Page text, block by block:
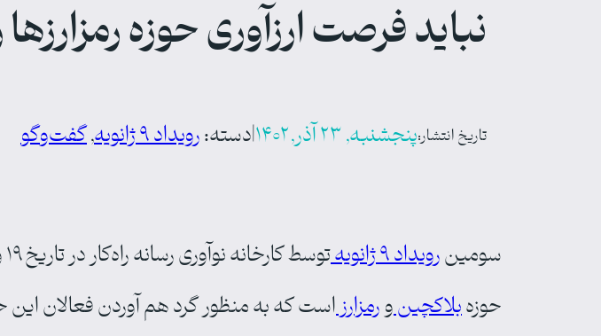
نباید فرصت ارزآوری حوزه
تاریخ انتشار:پنجشنبه, ۲۳ آذر, ۱۴۰۲ |دسته‌:رویداد ۹ ژانویه , گفت‌وگو
سومینرویداد ۹ ژانویه
حوزهبلاکچینورمزارزاست که به منظور گرد هم آوردن فعالان این